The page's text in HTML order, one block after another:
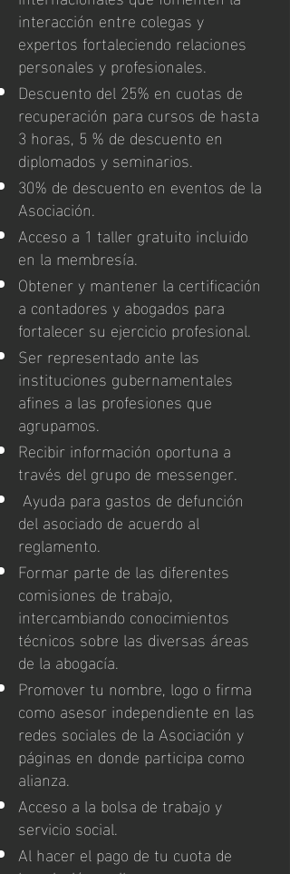
interacción entre colegas y
expertos fortaleciendo relaciones
personales y profesionales.
Descuento del 25% en cuotas de
recuperación para cursos de hasta
3 horas, 5 % de descuento en
diplomados y seminarios.
30% de descuento en eventos de la
Asociación.
Acceso a 1 taller gratuito incluido
en la membresía.
Obtener y mantener la certificación
a contadores y abogados para
fortalecer su ejercicio profesional.
Ser representado ante las
instituciones gubernamentales
afines a las profesiones que
agrupamos.
Recibir información oportuna a
través del grupo de messenger.
Ayuda para gastos de defunción
del asociado de acuerdo al
reglamento.
Formar parte de las diferentes
comisiones de trabajo,
intercambiando conocimientos
técnicos sobre las diversas áreas
de la abogacía.
Promover tu nombre, logo o firma
como asesor independiente en las
redes sociales de la Asociación y
páginas en donde participa como
alianza.
Acceso a la bolsa de trabajo y
servicio social.
Al hacer el pago de tu cuota de